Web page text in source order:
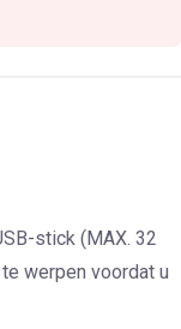
stick (MAX. 32
werpen voordat u